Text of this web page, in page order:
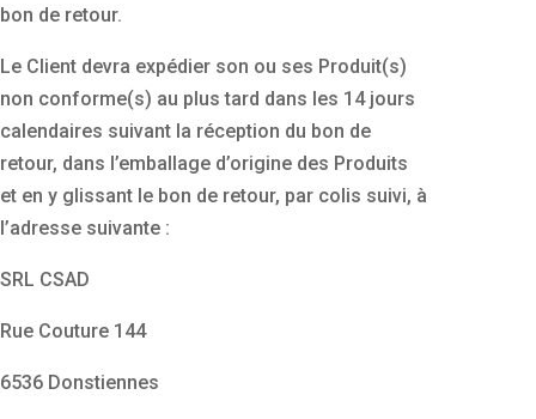
bon de retour.
Le Client devra expédier son ou ses Produit(s)
non conforme(s) au plus tard dans les 14 jours
calendaires suivant la réception du bon de
retour, dans l’emballage d’origine des Produits
et en y glissant le bon de retour, par colis suivi, à
l’adresse suivante :
SRL CSAD
Rue Couture 144
6536 Donstiennes